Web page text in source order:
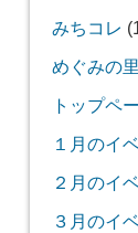
みちコレ
めぐみの
トップペ
１月のイ
２月のイ
３月のイ